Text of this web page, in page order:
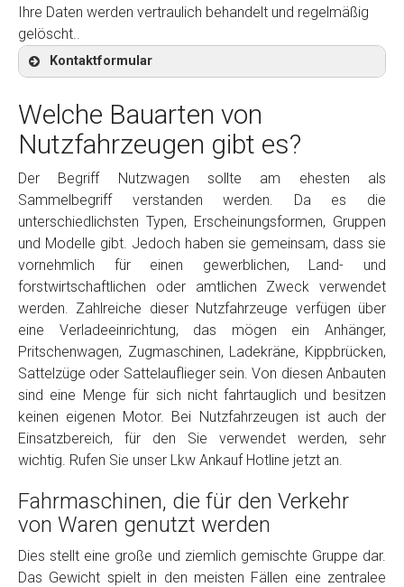
Ihre Daten werden vertraulich behandelt und regelmäßig
gelöscht..
Kontaktformular
Kontaktformular
Marke
Model
Baujahr
Getriebe
Bekannte Schäden
Kilometerstand
Preisvorstellung
Welche Bauarten von
Nutzfahrzeugen gibt es?
Der Begriff Nutzwagen sollte am ehesten als
Sammelbegriff verstanden werden. Da es die
unterschiedlichsten Typen, Erscheinungsformen, Gruppen
und Modelle gibt. Jedoch haben sie gemeinsam, dass sie
vornehmlich für einen gewerblichen, Land- und
forstwirtschaftlichen oder amtlichen Zweck verwendet
werden. Zahlreiche dieser Nutzfahrzeuge verfügen über
eine Verladeeinrichtung, das mögen ein Anhänger,
Pritschenwagen, Zugmaschinen, Ladekräne, Kippbrücken,
Sattelzüge oder Sattelauflieger sein. Von diesen Anbauten
sind eine Menge für sich nicht fahrtauglich und besitzen
keinen eigenen Motor. Bei Nutzfahrzeugen ist auch der
Einsatzbereich, für den Sie verwendet werden, sehr
wichtig. Rufen Sie unser Lkw Ankauf Hotline jetzt an.
Fahrmaschinen, die für den Verkehr
von Waren genutzt werden
Dies stellt eine große und ziemlich gemischte Gruppe dar.
Das Gewicht spielt in den meisten Fällen eine zentralee